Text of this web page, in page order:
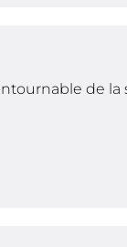
de la